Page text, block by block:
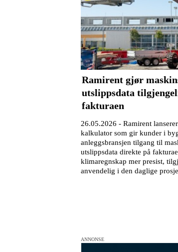
Ramirent gjør
utslippsdata
fakturaen
26.05.2026 - Ramirent
kalkulator som gir kunder i
anleggsbransjen tilgang til
utslippsdata direkte på
klimaregnskap mer presist,
anvendelig i den daglige
ANNONSE